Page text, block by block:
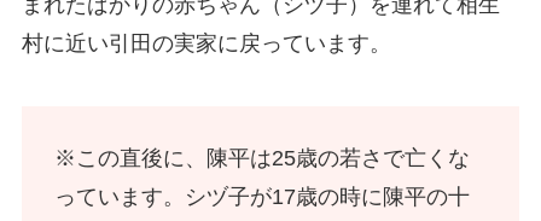
まれたばかりの赤ちゃん（シヅ子）を連れて相生
村に近い引田の実家に戻っています。
※この直後に、陳平は25歳の若さで亡くな
っています。シヅ子が17歳の時に陳平の十